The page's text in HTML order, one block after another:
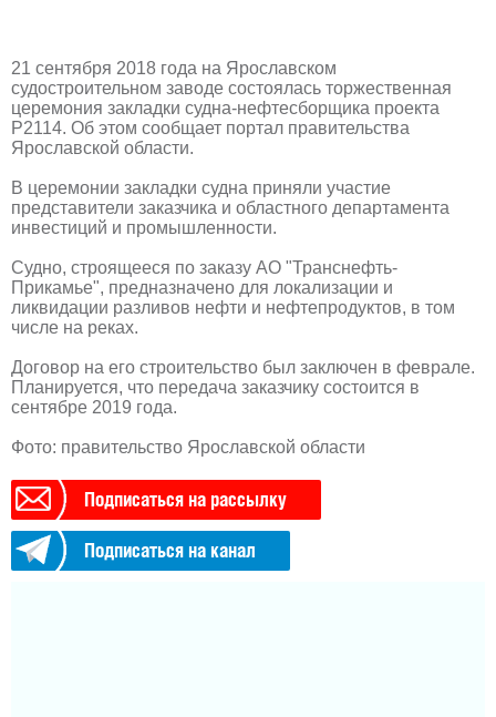
21 сентября 2018 года на Ярославском
судостроительном заводе состоялась торжественная
церемония закладки судна-нефтесборщика проекта
Р2114. Об этом сообщает портал правительства
Ярославской области.
В церемонии закладки судна приняли участие
представители заказчика и областного департамента
инвестиций и промышленности.
Судно, строящееся по заказу АО "Транснефть-
Прикамье", предназначено для локализации и
ликвидации разливов нефти и нефтепродуктов, в том
числе на реках.
Договор на его строительство был заключен в феврале.
Планируется, что передача заказчику состоится в
сентябре 2019 года.
Фото: правительство Ярославской области
Подписаться на рассылку
Подписаться на канал